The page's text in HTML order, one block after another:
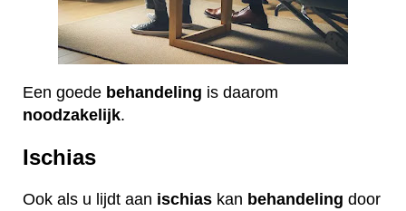
Een goede behandeling is daarom
noodzakelijk.
Ischias
Ook als u lijdt aan ischias kan behandeling door